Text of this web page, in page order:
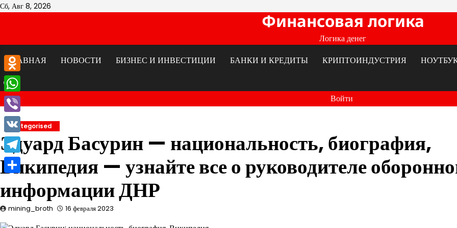
Перейти
Сб, Авг 8, 2026
Финансовая логика
Логика денег
ГЛАВНАЯ
НОВОСТИ БИЗНЕС И ИНВЕСТИЦИИ БАНКИ И КРЕДИТЫ КРИПТОИНДУСТРИЯ
Войти
Uncategorised
Эдуард Басурин — национальность, биография,
Википедия — узнайте все о руководителе
информации ДНР
mining_broth 16 февраля 2023
Odnoklassniki
WhatsApp
Viber
VK
Telegram
Отправить